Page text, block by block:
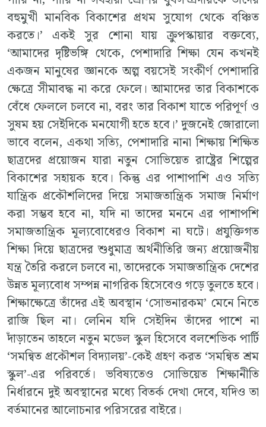
বহুমুখী মানবিক বিকাশের প্রথম সুযোগ থেকে বঞ্চিত
করতে।’ একই সুর শোনা যায় ক্রুপস্কায়ার বক্তব্যে,
‘আমাদের দৃষ্টিভঙ্গি থেকে, পেশাদারি শিক্ষা যেন কখনই
একজন মানুষের জ্ঞানকে অল্প বয়সেই সংকীর্ণ পেশাদারি
ক্ষেত্রে সীমাবদ্ধ না করে ফেলে। আমাদের তার বিকাশকে
বেঁধে ফেললে চলবে না, বরং তার বিকাশ যাতে পরিপূর্ণ ও
সুষম হয় সেইদিকে মনযোগী হতে হবে।’ দুজনেই জোরালো
ভাবে বলেন, একথা সত্যি, পেশাদারি নানা শিক্ষায় শিক্ষিত
ছাত্রদের প্রয়োজন যারা নতুন সোভিয়েত রাষ্ট্রের শিল্পের
বিকাশের সহায়ক হবে। কিন্তু এর পাশাপাশি এও সত্যি
যান্ত্রিক প্রকৌশলিদের দিয়ে সমাজতান্ত্রিক সমাজ নির্মাণ
করা সম্ভব হবে না, যদি না তাদের মননে এর পাশাপশি
সমাজতান্ত্রিক মূল্যবোধেরও বিকাশ না ঘটে। প্রযুক্তিগত
শিক্ষা দিয়ে ছাত্রদের শুধুমাত্র অর্থনীতিরি জন্য প্রয়োজনীয়
যন্ত্র তৈরি করলে চলবে না, তাদেরকে সমাজতান্ত্রিক দেশের
উন্নত মূল্যবোধ সম্পন্ন নাগরিক হিসেবেও গড়ে তুলতে হবে।
শিক্ষাক্ষেত্রে তাঁদের এই অবস্থান ‘সোভনারকম’ মেনে নিতে
রাজি ছিল না। লেনিন যদি সেইদিন তাঁদের পাশে না
দাঁড়াতেন তাহলে নতুন মডেল স্কুল হিসেবে বলশেভিক পার্টি
‘সমন্বিত প্রকৌশল বিদ্যালয়’-কেই গ্রহণ করত ‘সমন্বিত শ্রম
স্কুল’-এর পরিবর্তে। ভবিষ্যতেও সোভিয়েত শিক্ষানীতি
নির্ধারনে দুই অবস্থানের মধ্যে বিতর্ক দেখা দেবে, যদিও তা
বর্তমানের আলোচনার পরিসরের বাইরে।